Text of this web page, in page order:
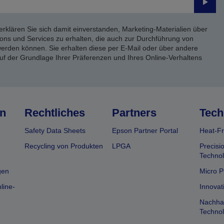
Sie sich damit einverstanden, Marketing-Materialien über
und Services zu erhalten, die auch zur Durchführung von
können. Sie erhalten diese per E-Mail oder über andere
der Grundlage Ihrer Präferenzen und Ihres Online-Verhaltens
Rechtliches
Safety Data Sheets
Recycling von Produkten
Partners
Epson Partner Portal
LPGA
Heat-
Micro